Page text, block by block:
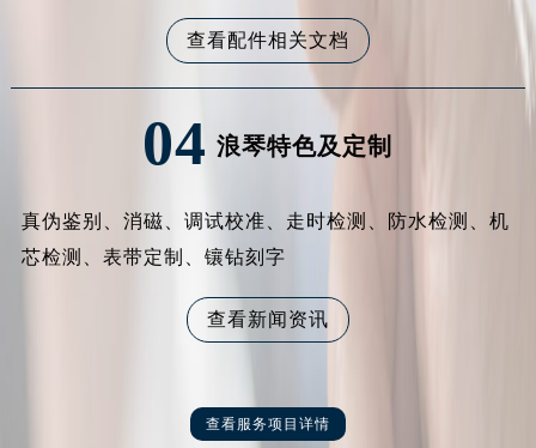
查看配件相关文档
04 浪琴特色及定制
真伪鉴别、消磁、调试校准、走时检测、防水检测、机
芯检测、表带定制、镶钻刻字
查看新闻资讯
查看服务项目详情